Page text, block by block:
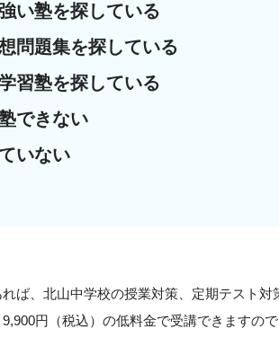
い塾を探している
問題集を探している
習塾を探している
できない
いない
ば、北山中学校の授業対策、定期テスト
円（税込）の低料金で受講できますの